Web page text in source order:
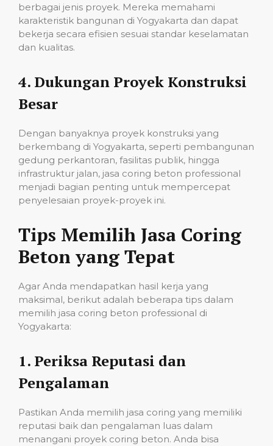
berbagai jenis proyek. Mereka memahami
karakteristik bangunan di Yogyakarta dan dapat
bekerja secara efisien sesuai standar keselamatan
dan kualitas.
4. Dukungan Proyek Konstruksi
Besar
Dengan banyaknya proyek konstruksi yang
berkembang di Yogyakarta, seperti pembangunan
gedung perkantoran, fasilitas publik, hingga
infrastruktur jalan, jasa coring beton professional
menjadi bagian penting untuk mempercepat
penyelesaian proyek-proyek ini.
Tips Memilih Jasa Coring
Beton yang Tepat
Agar Anda mendapatkan hasil kerja yang
maksimal, berikut adalah beberapa tips dalam
memilih jasa coring beton professional di
Yogyakarta:
1. Periksa Reputasi dan
Pengalaman
Pastikan Anda memilih jasa coring yang memiliki
reputasi baik dan pengalaman luas dalam
menangani proyek coring beton. Anda bisa